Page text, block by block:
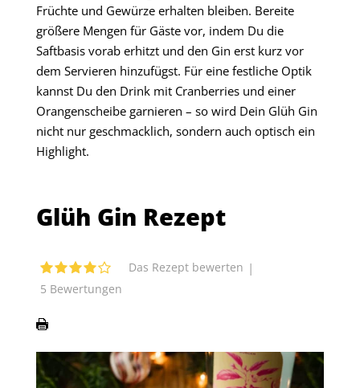
Früchte und Gewürze erhalten bleiben. Bereite
größere Mengen für Gäste vor, indem Du die
Saftbasis vorab erhitzt und den Gin erst kurz vor
dem Servieren hinzufügst. Für eine festliche Optik
kannst Du den Drink mit Cranberries und einer
Orangenscheibe garnieren – so wird Dein Glüh Gin
nicht nur geschmacklich, sondern auch optisch ein
Highlight.
Glüh Gin Rezept
Das Rezept bewerten |
5 Bewertungen